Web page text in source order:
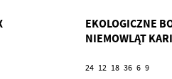
EKOLOGICZNE
NIEMOWLĄT
24 12 18 36 6 9